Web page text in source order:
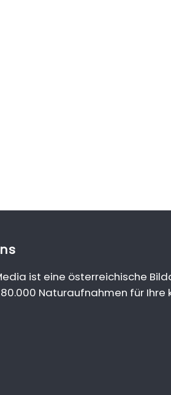
ist eine österreichische
Naturaufnahmen für Ihre